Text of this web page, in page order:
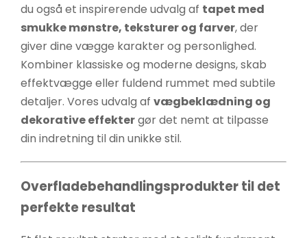
du også et inspirerende udvalg af tapet med
smukke mønstre, teksturer og farver, der
giver dine vægge karakter og personlighed.
Kombiner klassiske og moderne designs, skab
effektvægge eller fuldend rummet med subtile
detaljer. Vores udvalg af vægbeklædning og
dekorative effektergør det nemt at tilpasse
din indretning til din unikke stil.
Overfladebehandlingsprodukter til det
perfekte resultat